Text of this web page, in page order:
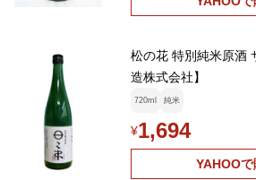
松の花 特別純米原酒
造株式会社】
720ml 純米
¥1,694
YAHOO